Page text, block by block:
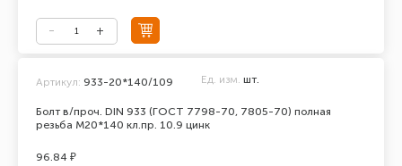
Болт в/проч. DIN 933 (ГОСТ 7798-70, 7805-70) полная
резьба М20*140 кл.пр. 10.9 цинк
Артикул: 933-20*140/109 Ед. изм. шт.
96.84 ₽